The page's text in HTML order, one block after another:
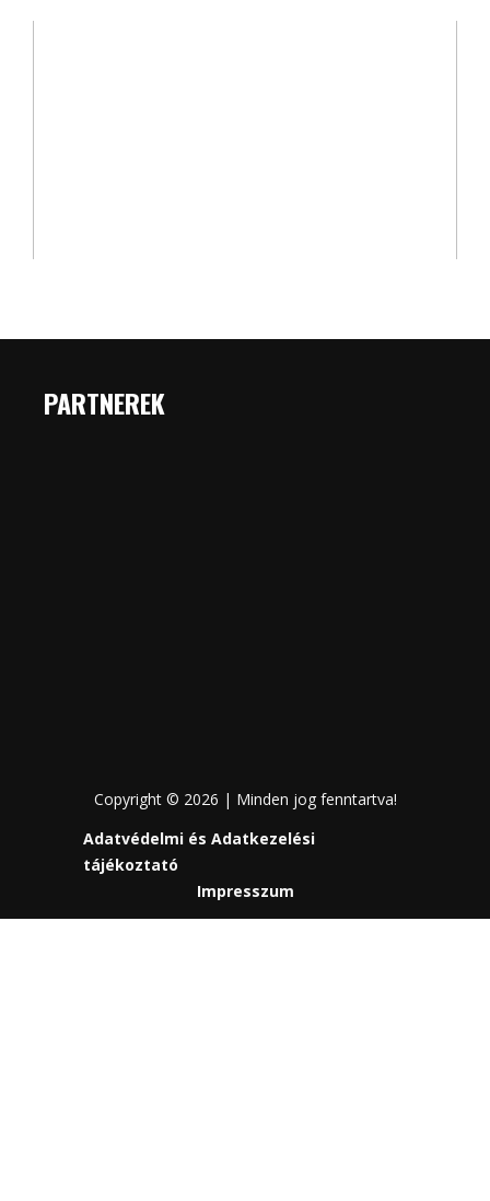
PARTNEREK
Copyright © 2026 | Minden jog fenntartva!
Adatvédelmi és Adatkezelési
tájékoztató
Impresszum